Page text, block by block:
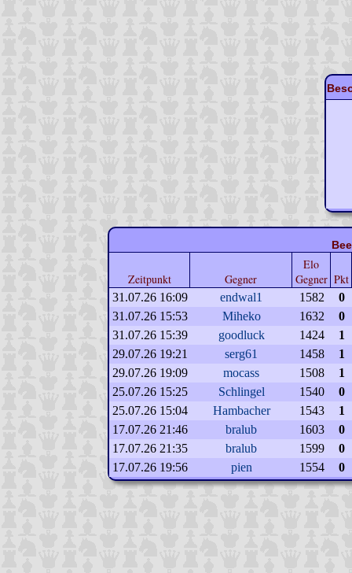
Zeitpunkt Gegner
Elo
Gegner Pkt
31.07.26 16:09 endwal1 1582
0
31.07.26 15:53
Miheko 1632
0
31.07.26 15:39
goodluck 1424
1
29.07.26 19:21
serg61 1458
1
29.07.26 19:09
mocass 1508
1
25.07.26 15:25
Schlingel 1540
0
25.07.26 15:04
Hambacher 1543
1
17.07.26 21:46
bralub 1603
0
17.07.26 21:35
bralub 1599
0
17.07.26 19:56
pien 1554 0